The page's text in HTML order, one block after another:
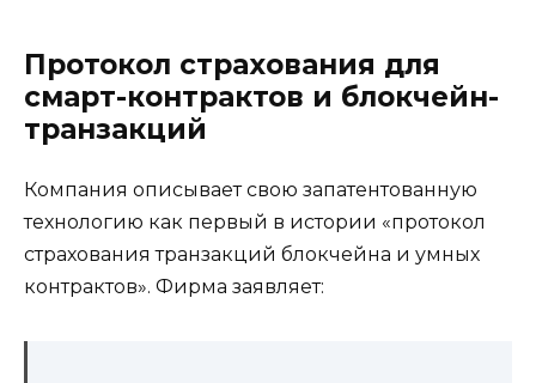
Протокол страхования для
смарт-контрактов и блокчейн-
транзакций
Компания описывает свою запатентованную
технологию как первый в истории «протокол
страхования транзакций блокчейна и умных
контрактов». Фирма заявляет: